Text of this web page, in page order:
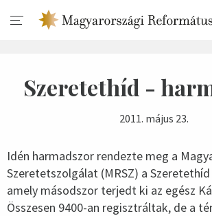
Szeretethíd -
2011. május 23.
Idén harmadszor rendezte meg a
Szeretetszolgálat (MRSZ) a
amely másodszor terjedt ki az egész
Összesen 9400-an regisztráltak, de a